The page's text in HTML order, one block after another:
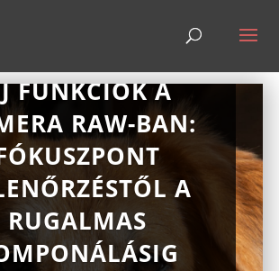
FUNKCIÓK A
RAW-BAN:
A
RUGALMAS